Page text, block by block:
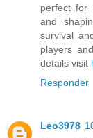
perfect for
and
survival
players
details visit
Responder
Leo3978